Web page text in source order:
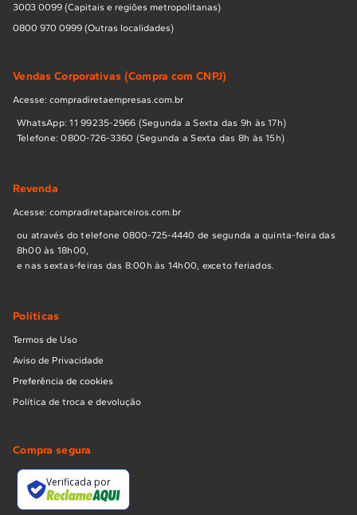
3003 0099 (Capitais e regiões metropolitanas)
0800 970 0999 (Outras localidades)
Vendas Corporativas (Compra com CNPJ)
Acesse: compradiretaempresas.com.br
WhatsApp: 11 99235-2966 (Segunda a Sexta das 9h às 17h)
Telefone: 0800-726-3360 (Segunda a Sexta das 8h às 15h)
Revenda
Acesse: compradiretaparceiros.com.br
ou através do telefone 0800-725-4440 de segunda a quinta-feira das
8h00 às 18h00,
e nas sextas-feiras das 8:00h às 14h00, exceto feriados.
Políticas
Termos de Uso
Aviso de Privacidade
Preferência de cookies
Política de troca e devolução
Compra segura
Verificada por